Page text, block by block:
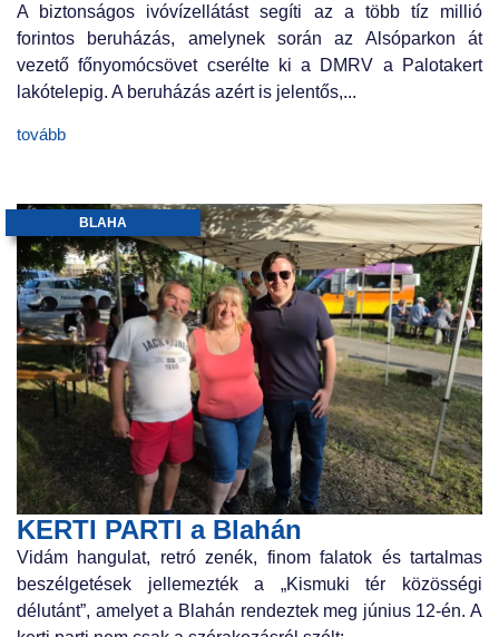
A biztonságos ivóvízellátást segíti az a több tíz millió
forintos beruházás, amelynek során az Alsóparkon át
vezető főnyomócsövet cserélte ki a DMRV a Palotakert
lakótelepig. A beruházás azért is jelentős,...
tovább
KERTI PARTI a Blahán
BLAHA
Vidám hangulat, retró zenék, finom falatok és tartalmas
beszélgetések jellemezték a „Kismuki tér közösségi
délutánt”, amelyet a Blahán rendeztek meg június 12-én. A